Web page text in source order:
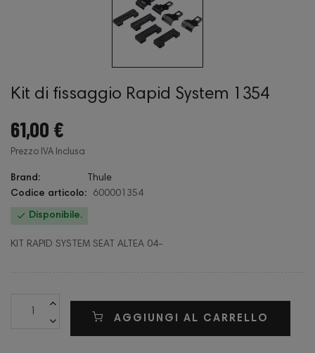
Kit di fissaggio Rapid System 1354
61,00 €
Prezzo IVA Inclusa
Brand:
Thule
Codice articolo:
600001354
 Disponibile.
KIT RAPID SYSTEM SEAT ALTEA 04-
AGGIUNGI AL CARRELLO